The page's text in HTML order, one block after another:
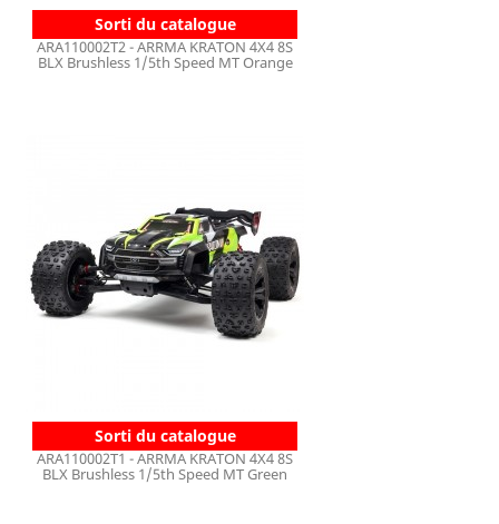
Sorti du catalogue
ARA110002T2 - ARRMA KRATON 4X4 8S
BLX Brushless 1/5th Speed MT Orange
Sorti du catalogue
ARA110002T1 - ARRMA KRATON 4X4 8S
BLX Brushless 1/5th Speed MT Green